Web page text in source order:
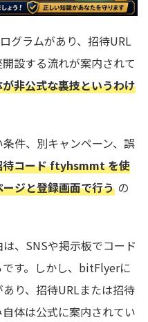
グラムがあり、招待URL
設する流れが案内されて
非公式な裏技というわけ
件、別キャンペーン、誤
待コード ftyhsmmt を使
ジと登録画面で行う の
、SNSや掲示板でコード
す。しかし、bitFlyerに
り、招待URLまたは招待
体は公式に案内されてい